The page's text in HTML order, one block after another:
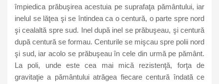
împiedica prăbuşirea acestuia pe suprafaţa pământului, iar
inelul se lăţea şi se întindea ca o centură, o parte spre nord
şi cealaltă spre sud. Inel după inel se prăbuşeau, şi centură
după centură se formau. Centurile se mişcau spre polii nord
şi sud, iar acolo se prăbuşeau în cele din urmă pe pământ.
La poli, unde este cea mai mică rezistenţă, forţa de
gravitaţie a pământului atrăgea fiecare centură îndată ce